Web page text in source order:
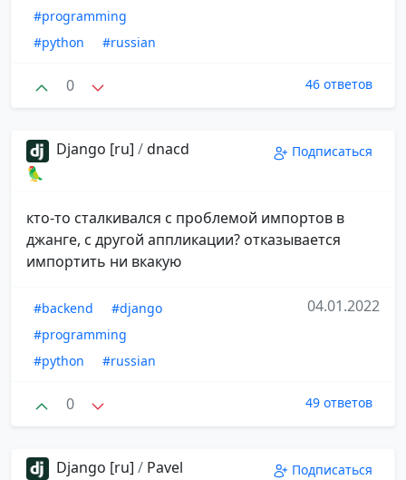
#programming
#python
#russian
0 46 ответов
Django [ru] /dnacd
🦜
Подписаться
кто-то сталкивался с проблемой импортов в
джанге, с другой аппликации? отказывается
импортить ни вкакую
#backend
#django
#programming
#python
#russian
04.01.2022
0 49 ответов
Django [ru] / Pavel Подписаться